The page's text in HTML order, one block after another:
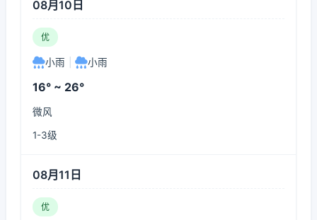
08月10日
优
小雨 小雨
16° ~ 26°
微风
1-3级
08月11日
优